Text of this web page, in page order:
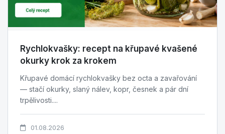
Rychlokvašky: recept na křupavé kvašené
okurky krok za krokem
Křupavé domácí rychlokvašky bez octa a zavařování
— stačí okurky, slaný nálev, kopr, česnek a pár dní
trpělivosti....
01.08.2026